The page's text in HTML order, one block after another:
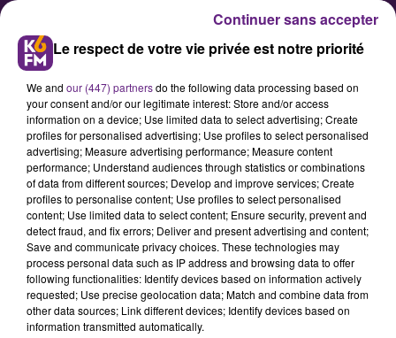
Tout savoir sur l’édition 2025 de
Vignobles en Scène à Dijon,
Beaune et Nuits-Saint-Georges
La première édition de « Vignobles
en Scène » aura lieu du 16 au 19
octobre. Au programme de
Le respect de votre vie privée est notre priorité
We and our (447) partnersdo the following data processing based on
your consent and/or our legitimate interest: Store and/or access
information on a device; Use limited data to select advertising; Create
profiles for personalised advertising; Use profiles to select personalised
advertising; Measure advertising performance; Measure content
performance; Understand audiences through statistics or combinations
of data from different sources; Develop and improve services; Create
profiles to personalise content; Use profiles to select personalised
content; Use limited data to select content; Ensure security, prevent and
detect fraud, and fix errors; Deliver and present advertising and content;
Save and communicate privacy choices. These technologies may
process personal data such as IP address and browsing data to offer
following functionalities: Identify devices based on information actively
requested; Use precise geolocation data; Match and combine data from
other data sources; Link different devices; Identify devices based on
information transmitted automatically.
Continuer sans accepter